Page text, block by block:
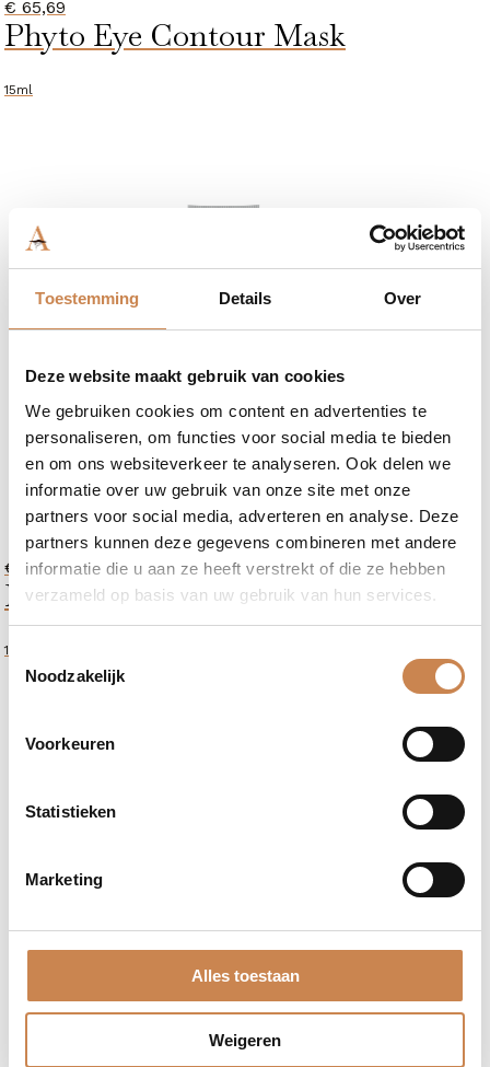
Toestemming Details Over
Deze website maakt gebruik van cookies
We gebruiken cookies om content en advertenties te
personaliseren, om functies voor social media te bieden
en om ons websiteverkeer te analyseren. Ook delen we
informatie over uw gebruik van onze site met onze
partners voor social media, adverteren en analyse. Deze
partners kunnen deze gegevens combineren met andere
informatie die u aan ze heeft verstrekt of die ze hebben
verzameld op basis van uw gebruik van hun services.
Toestemmingsselectie
Noodzakelijk
Voorkeuren
Statistieken
Marketing
Alles toestaan
Weigeren
€ 65,69
Phyto Eye Contour Mask
15ml
€ 56,49
Eye Contour Massage Tool
1 stuk